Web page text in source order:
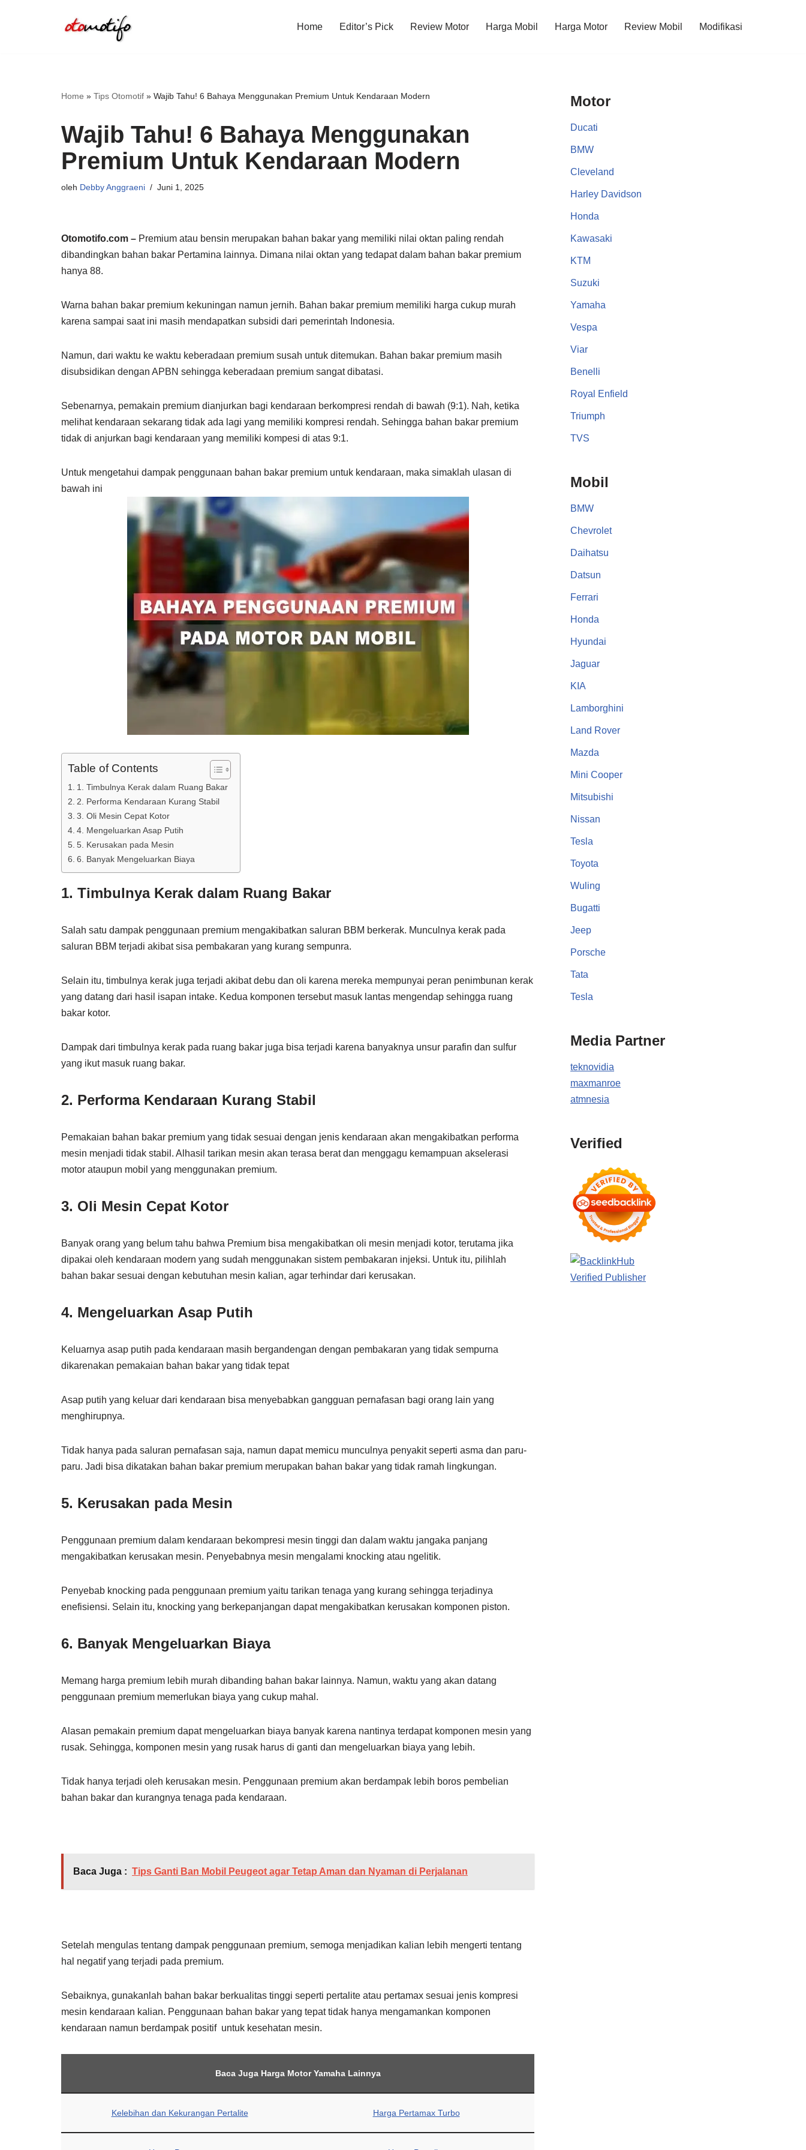
Home Editor’s Pick Review Motor Harga Mobil Harga Motor Review Mobil Modifikasi
Home » Tips Otomotif » Wajib Tahu! 6 Bahaya Menggunakan Premium Untuk Kendaraan Modern
Wajib Tahu! 6 Bahaya Menggunakan
Premium Untuk Kendaraan Modern
oleh Debby Anggraeni Juni 1, 2025
Otomotifo.com – Premium atau bensin merupakan bahan bakar yang memiliki nilai oktan paling rendah
dibandingkan bahan bakar Pertamina lainnya. Dimana nilai oktan yang tedapat dalam bahan bakar premium
hanya 88.
Warna bahan bakar premium kekuningan namun jernih. Bahan bakar premium memiliki harga cukup murah
karena sampai saat ini masih mendapatkan subsidi dari pemerintah Indonesia.
Namun, dari waktu ke waktu keberadaan premium susah untuk ditemukan. Bahan bakar premium masih
disubsidikan dengan APBN sehingga keberadaan premium sangat dibatasi.
Sebenarnya, pemakain premium dianjurkan bagi kendaraan berkompresi rendah di bawah (9:1). Nah, ketika
melihat kendaraan sekarang tidak ada lagi yang memiliki kompresi rendah. Sehingga bahan bakar premium
tidak di anjurkan bagi kendaraan yang memiliki kompesi di atas 9:1.
Untuk mengetahui dampak penggunaan bahan bakar premium untuk kendaraan, maka simaklah ulasan di
bawah ini
Table of Contents
1. Timbulnya Kerak dalam Ruang Bakar
2. Performa Kendaraan Kurang Stabil
3. Oli Mesin Cepat Kotor
4. Mengeluarkan Asap Putih
5. Kerusakan pada Mesin
6. Banyak Mengeluarkan Biaya
1. Timbulnya Kerak dalam Ruang Bakar
Salah satu dampak penggunaan premium mengakibatkan saluran BBM berkerak. Munculnya kerak pada
saluran BBM terjadi akibat sisa pembakaran yang kurang sempunra.
Selain itu, timbulnya kerak juga terjadi akibat debu dan oli karena mereka mempunyai peran penimbunan kerak
yang datang dari hasil isapan intake. Kedua komponen tersebut masuk lantas mengendap sehingga ruang
bakar kotor.
Dampak dari timbulnya kerak pada ruang bakar juga bisa terjadi karena banyaknya unsur parafin dan sulfur
yang ikut masuk ruang bakar.
2. Performa Kendaraan Kurang Stabil
Pemakaian bahan bakar premium yang tidak sesuai dengan jenis kendaraan akan mengakibatkan performa
mesin menjadi tidak stabil. Alhasil tarikan mesin akan terasa berat dan menggagu kemampuan akselerasi
motor ataupun mobil yang menggunakan premium.
3. Oli Mesin Cepat Kotor
Banyak orang yang belum tahu bahwa Premium bisa mengakibatkan oli mesin menjadi kotor, terutama jika
dipakai oleh kendaraan modern yang sudah menggunakan sistem pembakaran injeksi. Untuk itu, pilihlah
bahan bakar sesuai dengan kebutuhan mesin kalian, agar terhindar dari kerusakan.
4. Mengeluarkan Asap Putih
Keluarnya asap putih pada kendaraan masih bergandengan dengan pembakaran yang tidak sempurna
dikarenakan pemakaian bahan bakar yang tidak tepat
Asap putih yang keluar dari kendaraan bisa menyebabkan gangguan pernafasan bagi orang lain yang
menghirupnya.
Tidak hanya pada saluran pernafasan saja, namun dapat memicu munculnya penyakit seperti asma dan paru-
paru. Jadi bisa dikatakan bahan bakar premium merupakan bahan bakar yang tidak ramah lingkungan.
5. Kerusakan pada Mesin
Penggunaan premium dalam kendaraan bekompresi mesin tinggi dan dalam waktu jangaka panjang
mengakibatkan kerusakan mesin. Penyebabnya mesin mengalami knocking atau ngelitik.
Penyebab knocking pada penggunaan premium yaitu tarikan tenaga yang kurang sehingga terjadinya
enefisiensi. Selain itu, knocking yang berkepanjangan dapat mengakibatkan kerusakan komponen piston.
6. Banyak Mengeluarkan Biaya
Memang harga premium lebih murah dibanding bahan bakar lainnya. Namun, waktu yang akan datang
penggunaan premium memerlukan biaya yang cukup mahal.
Alasan pemakain premium dapat mengeluarkan biaya banyak karena nantinya terdapat komponen mesin yang
rusak. Sehingga, komponen mesin yang rusak harus di ganti dan mengeluarkan biaya yang lebih.
Tidak hanya terjadi oleh kerusakan mesin. Penggunaan premium akan berdampak lebih boros pembelian
bahan bakar dan kurangnya tenaga pada kendaraan.
Baca Juga : Tips Ganti Ban Mobil Peugeot agar Tetap Aman dan Nyaman di Perjalanan
Setelah mengulas tentang dampak penggunaan premium, semoga menjadikan kalian lebih mengerti tentang
hal negatif yang terjadi pada premium.
Sebaiknya, gunakanlah bahan bakar berkualitas tinggi seperti pertalite atau pertamax sesuai jenis kompresi
mesin kendaraan kalian. Penggunaan bahan bakar yang tepat tidak hanya mengamankan komponen
kendaraan namun berdampak positif untuk kesehatan mesin.
Baca Juga Harga Motor Yamaha Lainnya
Kelebihan dan Kekurangan Pertalite Harga Pertamax Turbo
Motor
Ducati
BMW
Cleveland
Harley Davidson
Honda
Kawasaki
KTM
Suzuki
Yamaha
Vespa
Viar
Benelli
Royal Enfield
Triumph
TVS
Mobil
BMW
Chevrolet
Daihatsu
Datsun
Ferrari
Honda
Hyundai
Jaguar
KIA
Lamborghini
Land Rover
Mazda
Mini Cooper
Mitsubishi
Nissan
Tesla
Toyota
Wuling
Bugatti
Jeep
Porsche
Tata
Tesla
Media Partner
teknovidia
maxmanroe
atmnesia
Verified